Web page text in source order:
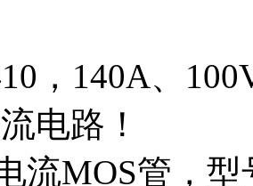
，140A、
电路！
流MOS管，